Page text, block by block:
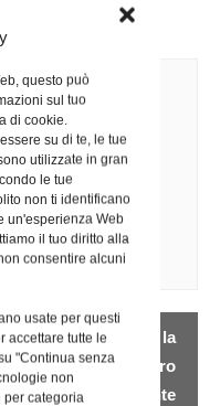
questo può
sul tuo
di cookie.
su di te, le tue
utilizzate in gran
le tue
non ti identificano
un'esperienza Web
il tuo diritto alla
consentire alcuni
usate per questi
accettare tutte le
"Continua senza
non
per categoria
IN ICAL
Santa Messa presso la
parrocchia Sacro
Cuore di Gesù a Ponte